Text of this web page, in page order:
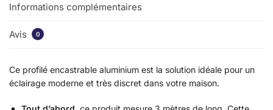
Informations complémentaires
Avis 0
Ce profilé encastrable aluminium est la solution idéale pour un
éclairage moderne et très discret dans votre maison.